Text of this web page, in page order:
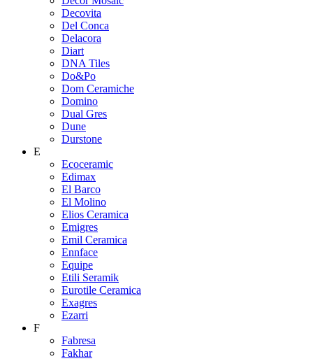
Decovita
Del Conca
Delacora
Diart
DNA Tiles
Do&Po
Dom Ceramiche
Domino
Dual Gres
Dune
Durstone
E
Ecoceramic
Edimax
El Barco
El Molino
Elios Ceramica
Emigres
Emil Ceramica
Ennface
Equipe
Etili Seramik
Eurotile Ceramica
Exagres
Ezarri
F
Fabresa
Fakhar